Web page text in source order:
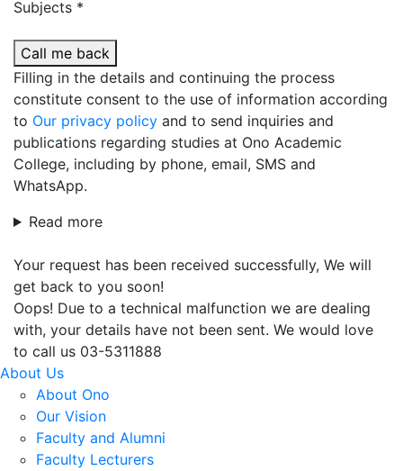
Subjects *
Call me back
Filling in the details and continuing the process
constitute consent to the use of information according
to Our privacy policy and to send inquiries and
publications regarding studies at Ono Academic
College, including by phone, email, SMS and
WhatsApp.
Read more
Your request has been received successfully, We will
get back to you soon!
Oops! Due to a technical malfunction we are dealing
with, your details have not been sent. We would love
to call us 03-5311888
About Us
About Ono
Our Vision
Faculty and Alumni
Faculty Lecturers